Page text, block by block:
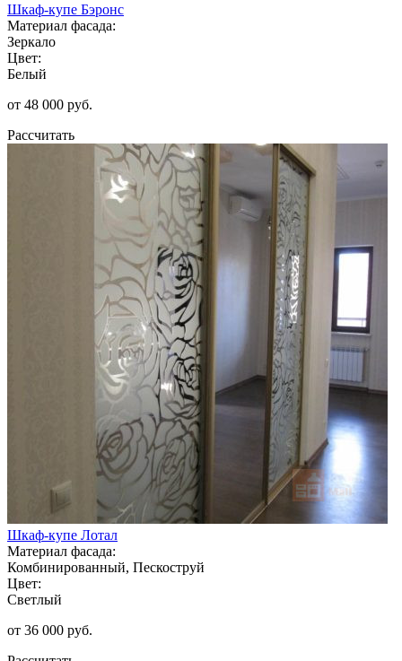
Шкаф-купе Бэронс
Материал фасада:
Зеркало
Цвет:
Белый
от 48 000 руб.
Рассчитать
Шкаф-купе Лотал
Материал фасада:
Комбинированный, Пескоструй
Цвет:
Светлый
от 36 000 руб.